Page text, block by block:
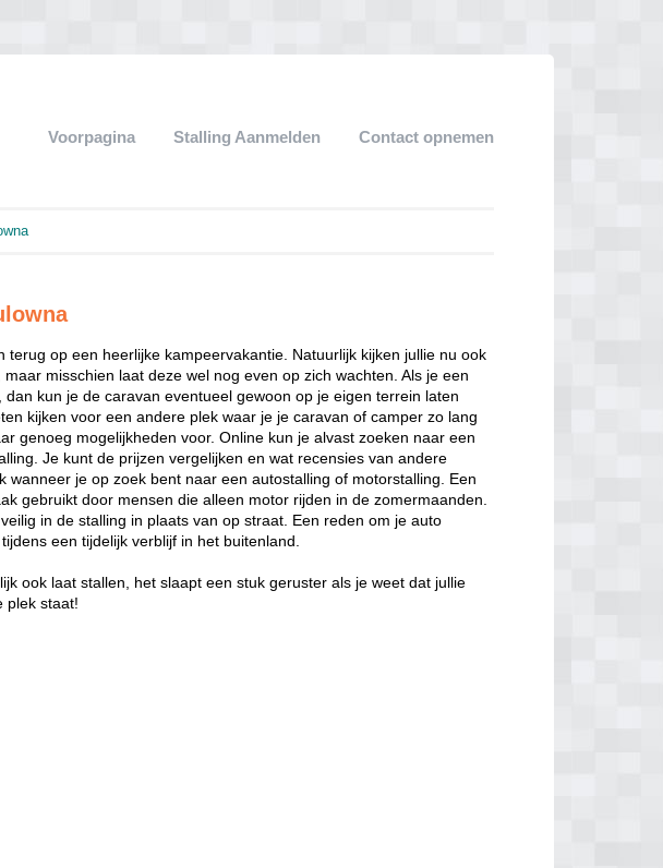
Voorpagina Stalling Aanmelden Contact opnemen
terug op een heerlijke kampeervakantie. Natuurlijk kijken jullie nu ook
misschien laat deze wel nog even op zich wachten. Als je een
kun je de caravan eventueel gewoon op je eigen terrein laten
kijken voor een andere plek waar je je caravan of camper zo lang
genoeg mogelijkheden voor. Online kun je alvast zoeken naar een
Je kunt de prijzen vergelijken en wat recensies van andere
wanneer je op zoek bent naar een autostalling of motorstalling. Een
gebruikt door mensen die alleen motor rijden in de zomermaanden.
in de stalling in plaats van op straat. Een reden om je auto
een tijdelijk verblijf in het buitenland.
ook laat stallen, het slaapt een stuk geruster als je weet dat jullie
plek staat!